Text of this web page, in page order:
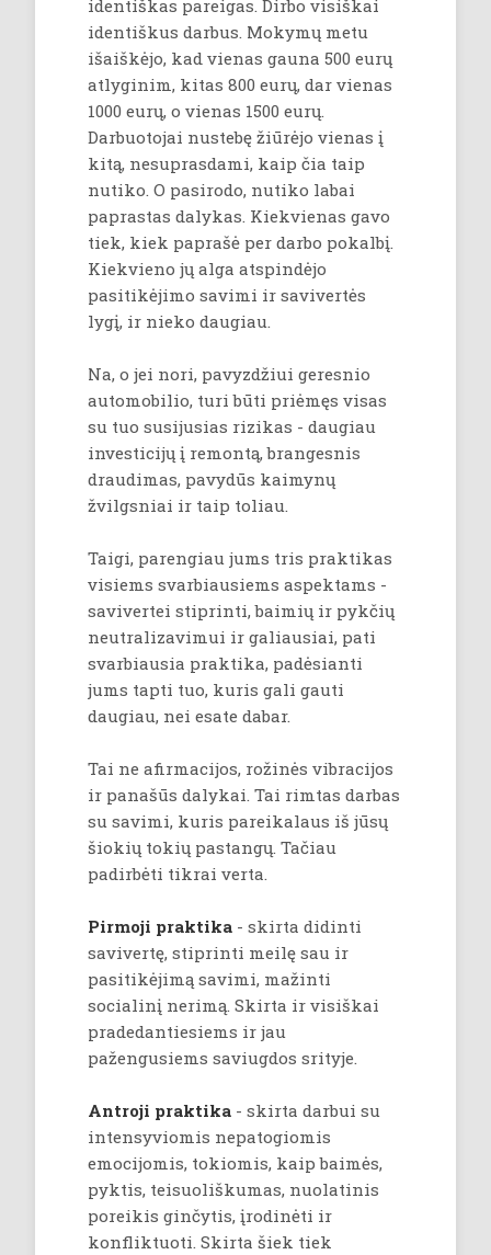
identiškas pareigas. Dirbo visiškai
identiškus darbus. Mokymų metu
išaiškėjo, kad vienas gauna 500 eurų
atlyginim, kitas 800 eurų, dar vienas
1000 eurų, o vienas 1500 eurų.
Darbuotojai nustebę žiūrėjo vienas į
kitą, nesuprasdami, kaip čia taip
nutiko. O pasirodo, nutiko labai
paprastas dalykas. Kiekvienas gavo
tiek, kiek paprašė per darbo pokalbį.
Kiekvieno jų alga atspindėjo
pasitikėjimo savimi ir savivertės
lygį, ir nieko daugiau.
Na, o jei nori, pavyzdžiui geresnio
automobilio, turi būti priėmęs visas
su tuo susijusias rizikas - daugiau
investicijų į remontą, brangesnis
draudimas, pavydūs kaimynų
žvilgsniai ir taip toliau.
Taigi, parengiau jums tris praktikas
visiems svarbiausiems aspektams -
savivertei stiprinti, baimių ir pykčių
neutralizavimui ir galiausiai, pati
svarbiausia praktika, padėsianti
jums tapti tuo, kuris gali gauti
daugiau, nei esate dabar.
Tai ne afirmacijos, rožinės vibracijos
ir panašūs dalykai. Tai rimtas darbas
su savimi, kuris pareikalaus iš jūsų
šiokių tokių pastangų. Tačiau
padirbėti tikrai verta.
Pirmoji praktika - skirta didinti
savivertę, stiprinti meilę sau ir
pasitikėjimą savimi, mažinti
socialinį nerimą. Skirta ir visiškai
pradedantiesiems ir jau
pažengusiems saviugdos srityje.
Antroji praktika - skirta darbui su
intensyviomis nepatogiomis
emocijomis, tokiomis, kaip baimės,
pyktis, teisuoliškumas, nuolatinis
poreikis ginčytis, įrodinėti ir
konfliktuoti. Skirta šiek tiek